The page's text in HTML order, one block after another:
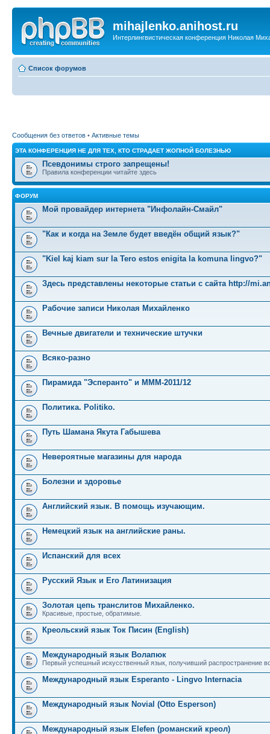
mihajlenko.anihost.ru
Интерлингвистическая конференция Николая
Список форумов
Сообщения без ответов • Активные темы
ЭТА КОНФЕРЕНЦИЯ НЕ ДЛЯ ТЕХ, КТО СТРАДАЕТ ЖОПНОЙ БОЛЕЗНЬЮ
Псевдонимы строго запрещены!
Правила конференции читайте здесь
ФОРУМ
Мой провайдер интернета "Инфолайн-Смайл"
"Как и когда на Земле будет введён общий язык?"
"Kiel kaj kiam sur la Tero estos enigita la komuna lingvo?"
Здесь представлены некоторые статьи с сайта http://
Рабочие записи Николая Михайленко
Вечные двигатели и технические штучки
Всяко-разно
Пирамида "Эсперанто" и MMM-2011/12
Политика. Politiko.
Путь Шамана Якута Габышева
Невероятные магазины для народа
Болезни и здоровье
Английский язык. В помощь изучающим.
Немецкий язык на английские раны.
Испанский для всех
Русский Язык и Его Латинизация
Золотая цепь транслитов Михайленко.
Красивые, простые, обратимые.
Креольский язык Ток Писин (English)
Международный язык Волапюк
Первый успешный искусственный язык, получивший распространение
Международный язык Esperanto - Lingvo Internacia
Международный язык Novial (Otto Esperson)
Международный язык Elefen (романский креол)